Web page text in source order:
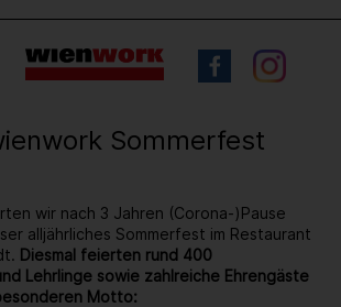
Sommerfest
wir nach 3 Jahren (Corona-)Pause
alljährliches Sommerfest im Restaurant
Diesmal feierten rund 400
Lehrlinge sowie zahlreiche Ehrengäste
Motto: